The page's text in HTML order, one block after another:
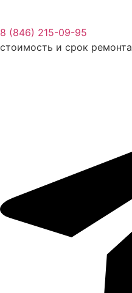
8 (846) 215-09-95
стоимость и срок ремонта